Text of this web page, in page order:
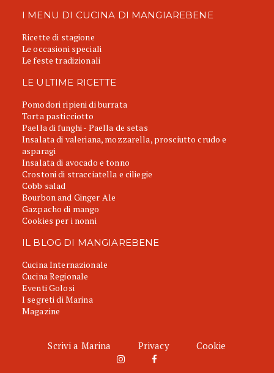
I MENU DI CUCINA DI MANGIAREBENE
Ricette di stagione
Le occasioni speciali
Le feste tradizionali
LE ULTIME RICETTE
Pomodori ripieni di burrata
Torta pasticciotto
Paella di funghi - Paella de setas
Insalata di valeriana, mozzarella, prosciutto crudo e
asparagi
Insalata di avocado e tonno
Crostoni di stracciatella e ciliegie
Cobb salad
Bourbon and Ginger Ale
Gazpacho di mango
Cookies per i nonni
IL BLOG DI MANGIAREBENE
Cucina Internazionale
Cucina Regionale
Eventi Golosi
I segreti di Marina
Magazine
Scrivi a Marina Privacy Cookie